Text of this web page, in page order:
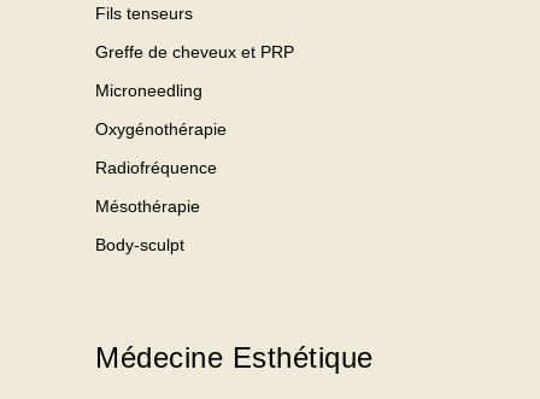
Fils tenseurs
Greffe de cheveux et PRP
Microneedling
Oxygénothérapie
Radiofréquence
Mésothérapie
Body-sculpt
Médecine Esthétique